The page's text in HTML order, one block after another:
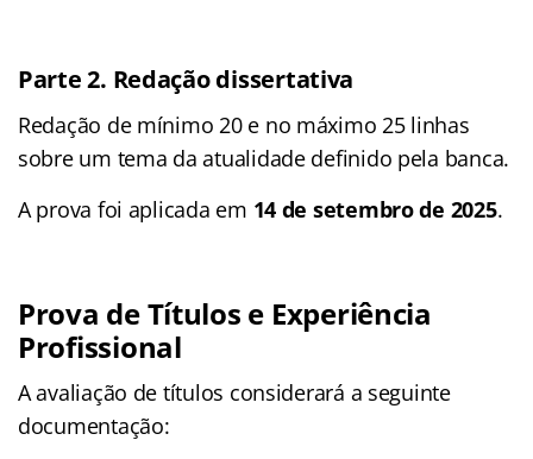
Parte 2. Redação dissertativa
Redação de mínimo 20 e no máximo 25 linhas
sobre um tema da atualidade definido pela banca.
A prova foi aplicada em 14 de setembro de 2025.
Prova de Títulos e Experiência
Profissional
A avaliação de títulos considerará a seguinte
documentação: